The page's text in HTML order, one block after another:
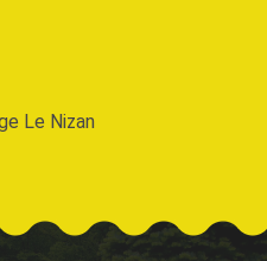
Le Nizan